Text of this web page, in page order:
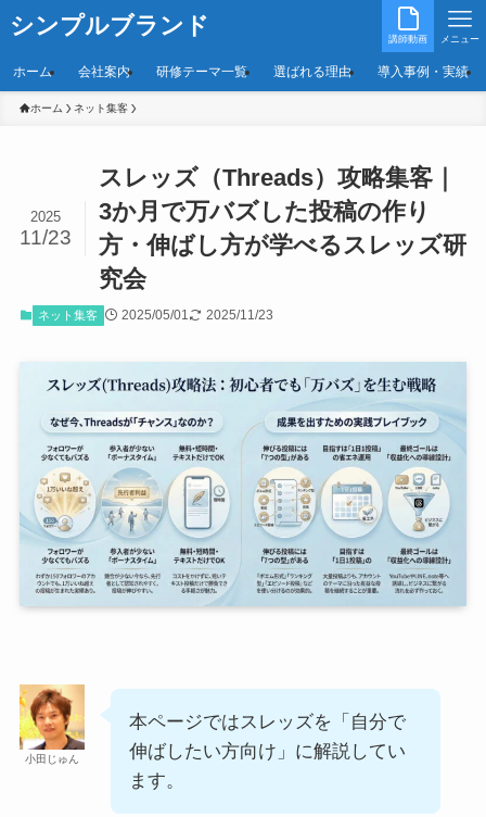
シンプルブランド 講師動画 メニュー
ホーム 会社案内 研修テーマ一覧 選ばれる理由 導入事例・実績
ホーム ネット集客
スレッズ（Threads）攻略集客｜
3か月で万バズした投稿の作り
方・伸ばし方が学べるスレッズ研
究会
2025
11/23
ネット集客 2025/05/01 2025/11/23
小田じゅん
本ページではスレッズを「自分で
伸ばしたい方向け」に解説してい
ます。